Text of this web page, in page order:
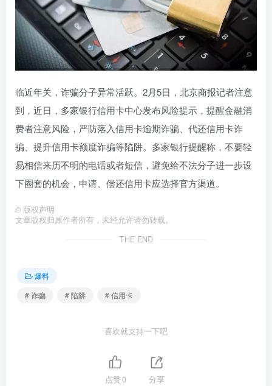
临近年关，诈骗分子异常活跃。2月5日，北京商报记者注意
到，近日，多家银行信用卡中心发布风险提示，提醒金融消
费者注意风险，严防落入信用卡逾期诈骗、代还信用卡诈
骗、提升信用卡额度诈骗等陷阱。多家银行提醒称，不要轻
易相信来历不明的电话或者短信，避免给不法分子进一步设
下圈套的机会，申请、偿还信用卡应选择官方渠道。
© 版权声明
文章版权归原作者所有，未经允许请勿转载。
THE END
爆料
# 诈骗
# 陷阱 # 信用卡
喜欢就支持一下吧
点赞0 分享